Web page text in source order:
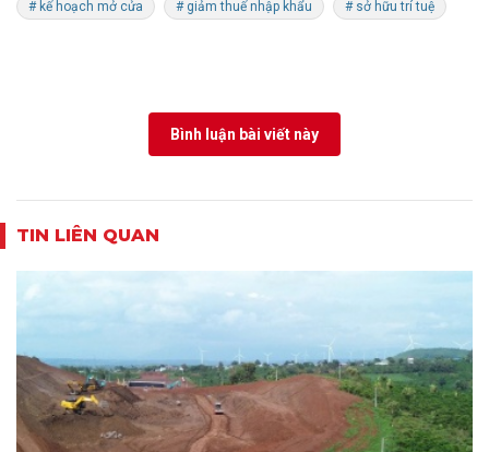
# kế hoạch mở cửa # giảm thuế nhập khẩu # sở hữu trí tuệ
Bình luận bài viết này
TIN LIÊN QUAN